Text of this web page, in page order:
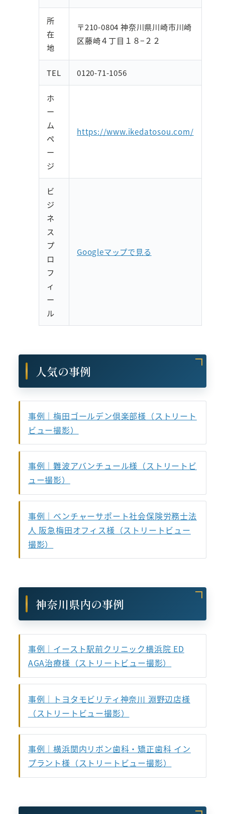
所
在
地
〒210-0804 神奈川県川崎市川崎
区藤崎４丁目１８−２２
TEL 0120-71-1056
ホ
ー
ム
ペ
ー
ジ
https://www.ikedatosou.com/
ビ
ジ
ネ
ス
プ
ロ
フ
ィ
ー
ル
Googleマップで見る
人気の事例
事例｜梅田ゴールデン倶楽部様（ストリート
ビュー撮影）
事例｜難波アバンチュール様（ストリートビ
ュー撮影）
事例｜ベンチャーサポート社会保険労務士法
人 阪急梅田オフィス様（ストリートビュー
撮影）
神奈川県内の事例
事例｜イースト駅前クリニック横浜院 ED
AGA治療様（ストリートビュー撮影）
事例｜トヨタモビリティ神奈川 淵野辺店様
（ストリートビュー撮影）
事例｜横浜関内リボン歯科・矯正歯科 イン
プラント様（ストリートビュー撮影）